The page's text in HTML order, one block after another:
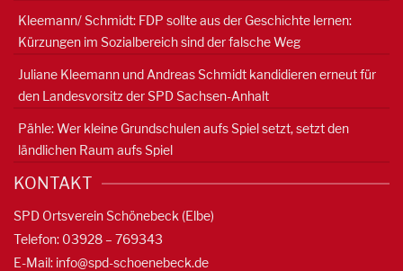
Kleemann/ Schmidt: FDP sollte aus der Geschichte lernen:
Kürzungen im Sozialbereich sind der falsche Weg
Juliane Kleemann und Andreas Schmidt kandidieren erneut für
den Landesvorsitz der SPD Sachsen-Anhalt
Pähle: Wer kleine Grundschulen aufs Spiel setzt, setzt den
ländlichen Raum aufs Spiel
KONTAKT
SPD Ortsverein Schönebeck (Elbe)
Telefon: 03928 – 769343
E-Mail: info@spd-schoenebeck.de